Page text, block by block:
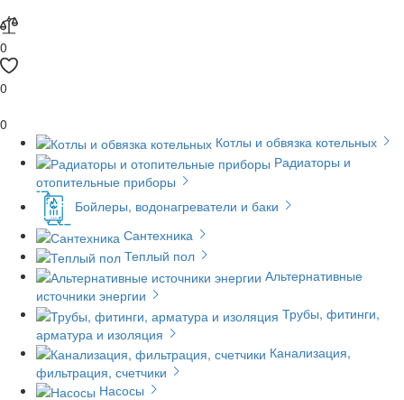
0
0
0
Котлы и обвязка котельных
Радиаторы и
отопительные приборы
Бойлеры, водонагреватели и баки
Сантехника
Теплый пол
Альтернативные
источники энергии
Трубы, фитинги,
арматура и изоляция
Канализация,
фильтрация, счетчики
Насосы